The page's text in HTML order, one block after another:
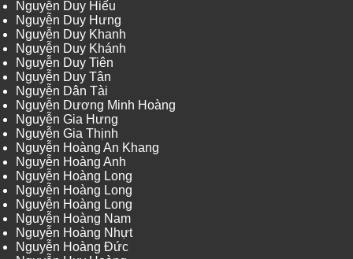
Nguyễn Duy Hiếu
Nguyễn Duy Hưng
Nguyễn Duy Khanh
Nguyễn Duy Khánh
Nguyễn Duy Tiên
Nguyễn Duy Tân
Nguyễn Dân Tài
Nguyễn Dương Minh Hoàng
Nguyễn Gia Hưng
Nguyễn Gia Thịnh
Nguyễn Hoàng An Khang
Nguyễn Hoàng Anh
Nguyễn Hoàng Long
Nguyễn Hoàng Long
Nguyễn Hoàng Long
Nguyễn Hoàng Nam
Nguyễn Hoàng Nhựt
Nguyễn Hoàng Đức